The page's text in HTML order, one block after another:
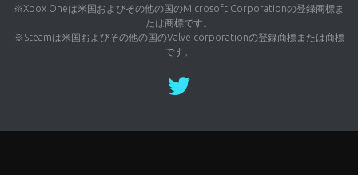
※Xbox Oneは米国およびその他の国のMicrosoft Corporationの登録商標ま
たは商標です。
※Steamは米国およびその他の国のValve corporationの登録商標または商標
です。